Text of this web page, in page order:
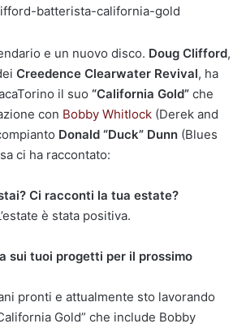
e un nuovo disco. Doug Clifford,
Creedence Clearwater Revival, ha
il suo “California Gold” che
con Bobby Whitlock (Derek and
Donald “Duck” Dunn (Blues
ci ha raccontato:
Ci racconti la tua estate?
è stata positiva.
sui tuoi progetti per il prossimo
pronti e attualmente sto lavorando
Gold” che include Bobby